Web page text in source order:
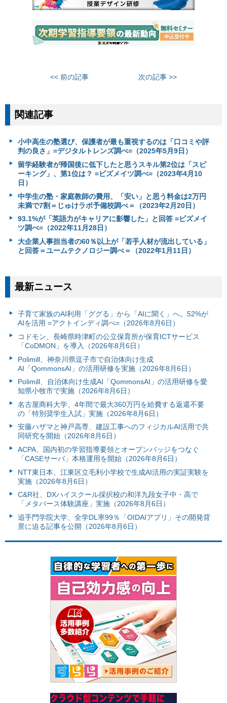
<< 前の記事 次の記事 >>
関連記事
小中高生の塾選び、保護者が最も重視するのは「口コミや評
判の良さ」=デジタルトレンズ調べ=（2025年5月9日）
留学経験者が帰国後に低下したと思うスキル第2位は「スピ
ーキング」、第1位は？ =ビズメイツ調べ=（2023年4月10
日）
中学生の塾・家庭教師の費用、「安い」と思う料金は2万円
未満で7割＝じゅけラボ予備校調べ＝（2023年2月20日）
93.1%が「英語力がキャリアに影響した」と回答 =ビズメイ
ツ調べ=（2022年11月28日）
大企業人事担当者の60％以上が「若手人材が流出している」
と回答＝ユームテクノロジー調べ＝（2022年1月11日）
最新ニュース
子育て家族のAI利用「ググる」から「AIに聞く」へ。52%が
AIを活用 =アクトインディ調べ=（2026年8月6日）
コドモン、長崎県時津町の公立保育所が保育ICTサービス
「CoDMON」を導入（2026年8月6日）
Polimill、神奈川県逗子市で自治体向け生成
AI「QommonsAI」の活用研修を実施（2026年8月6日）
Polimill、自治体向け生成AI「QommonsAI」の活用研修を愛
知県小牧市で実施（2026年8月6日）
名古屋商科大学、4年間で最大360万円を給費する返還不要
の「特別奨学生入試」実施（2026年8月6日）
安藤ハザマと神戸高専、建設工事へのフィジカルAI活用で共
同研究を開始（2026年8月6日）
ACPA、国内初の学習指導要領とオープンバッジをつなぐ
「CASEサーバ」本格運用を開始（2026年8月6日）
NTT東日本、江東区立毛利小学校で生成AI活用の実証実験を
実施（2026年8月6日）
C&R社、DXハイスクール採択校の和洋九段女子中・高で
「メタバース体験講座」実施（2026年8月6日）
追手門学院大学、全学DL率99％「OIDAIアプリ」その開発背
景に迫る記事を公開（2026年8月6日）